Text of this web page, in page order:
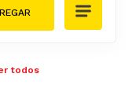
todos